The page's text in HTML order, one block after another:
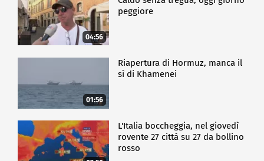
04:56
peggiore
01:56
Riapertura di Hormuz, manca il
sì di Khamenei
L'Italia boccheggia, nel giovedì
rovente 27 città su 27 da bollino
rosso